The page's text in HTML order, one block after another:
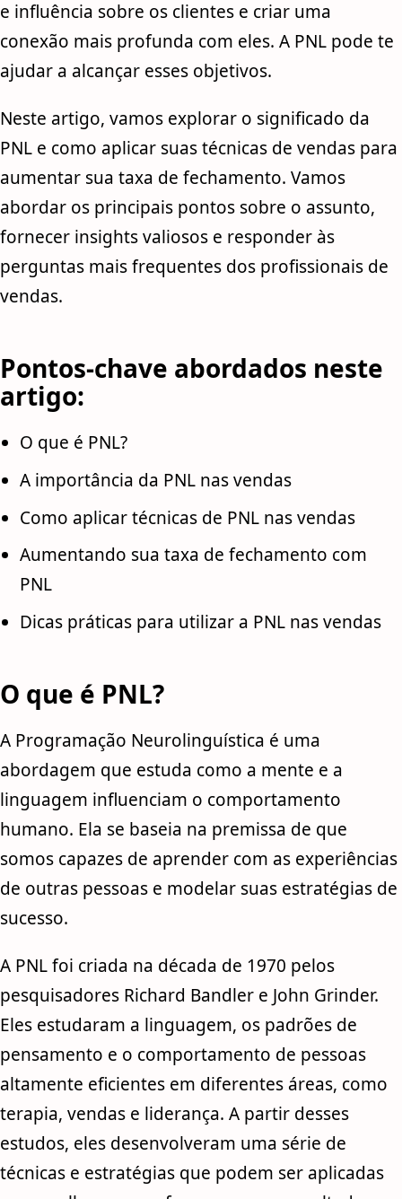
e influência sobre os clientes e criar uma
conexão mais profunda com eles. A PNL pode te
ajudar a alcançar esses objetivos.
Neste artigo, vamos explorar o significado da
PNL e como aplicar suas técnicas de vendas para
aumentar sua taxa de fechamento. Vamos
abordar os principais pontos sobre o assunto,
fornecer insights valiosos e responder às
perguntas mais frequentes dos profissionais de
vendas.
Pontos-chave abordados neste
artigo:
O que é PNL?
A importância da PNL nas vendas
Como aplicar técnicas de PNL nas vendas
Aumentando sua taxa de fechamento com
PNL
Dicas práticas para utilizar a PNL nas vendas
O que é PNL?
A Programação Neurolinguística é uma
abordagem que estuda como a mente e a
linguagem influenciam o comportamento
humano. Ela se baseia na premissa de que
somos capazes de aprender com as experiências
de outras pessoas e modelar suas estratégias de
sucesso.
A PNL foi criada na década de 1970 pelos
pesquisadores Richard Bandler e John Grinder.
Eles estudaram a linguagem, os padrões de
pensamento e o comportamento de pessoas
altamente eficientes em diferentes áreas, como
terapia, vendas e liderança. A partir desses
estudos, eles desenvolveram uma série de
técnicas e estratégias que podem ser aplicadas